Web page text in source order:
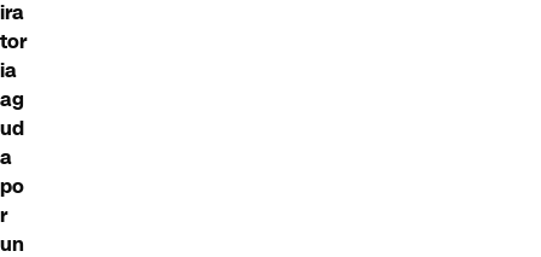
ira
tor
ia
ag
ud
a
po
r
un